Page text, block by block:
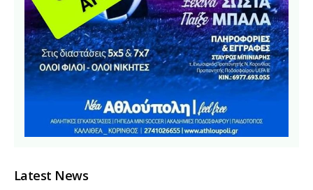
Latest News